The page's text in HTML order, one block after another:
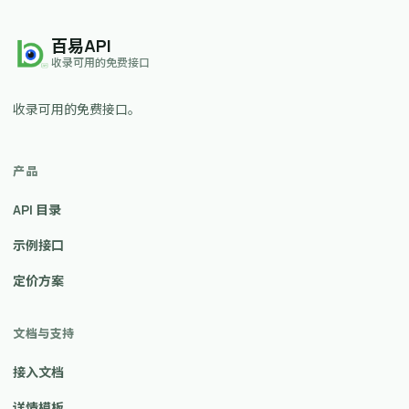
百易API
收录可用的免费接口
收录可用的免费接口。
产品
API 目录
示例接口
定价方案
文档与支持
接入文档